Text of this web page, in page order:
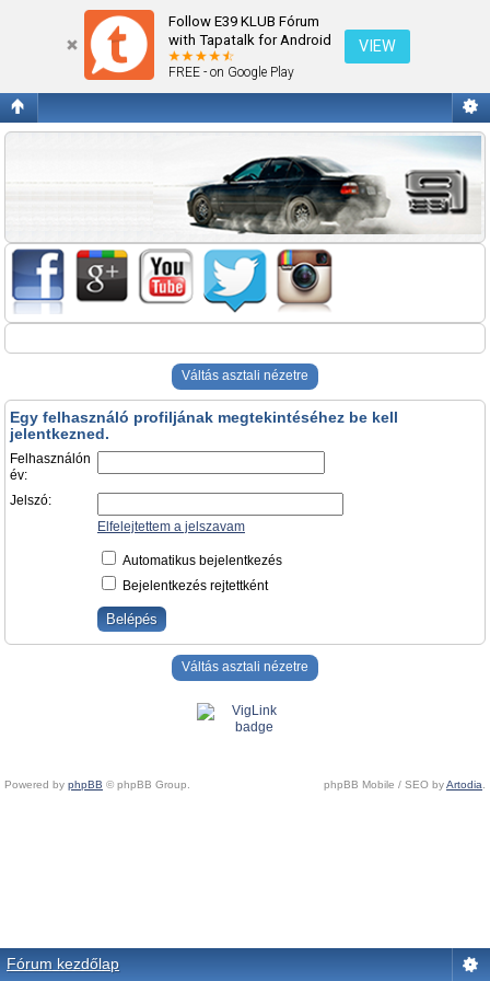
Follow E39 KLUB Fórum
with Tapatalk for Android
FREE - on Google Play
VIEW
Belépés
Váltás asztali nézetre
Egy felhasználó profiljának megtekintéséhez be kell
jelentkezned.
Felhasználón
év:
Jelszó:
Elfelejtettem a jelszavam
Automatikus bejelentkezés
Bejelentkezés rejtettként
Váltás asztali nézetre
Powered by phpBB © phpBB Group. phpBB Mobile / SEO byArtodia.
Fórum kezdőlap